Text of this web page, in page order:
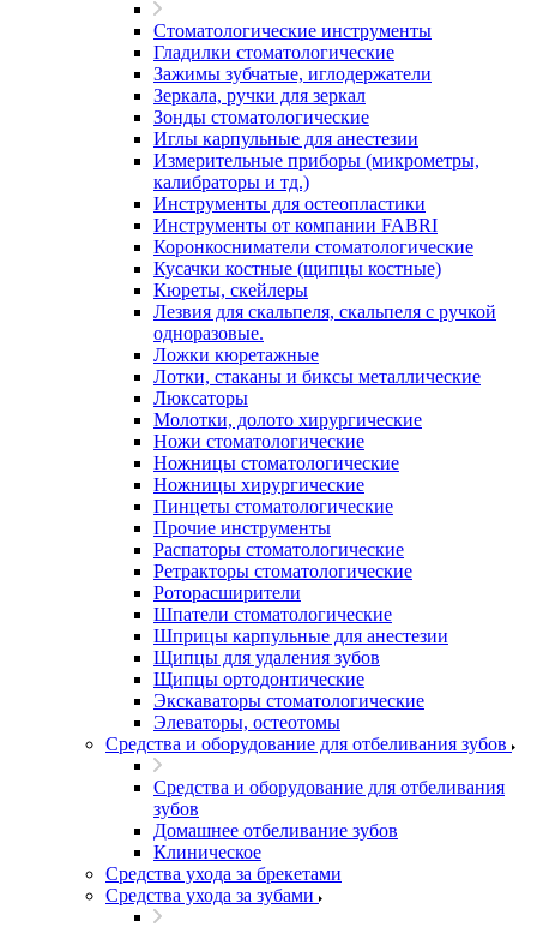
Стоматологические инструменты
Гладилки стоматологические
Зажимы зубчатые, иглодержатели
Зеркала, ручки для зеркал
Зонды стоматологические
Иглы карпульные для анестезии
Измерительные приборы (микрометры,
калибраторы и тд.)
Инструменты для остеопластики
Инструменты от компании FABRI
Коронкосниматели стоматологические
Кусачки костные (щипцы костные)
Кюреты, скейлеры
Лезвия для скальпеля, скальпеля с ручкой
одноразовые.
Ложки кюретажные
Лотки, стаканы и биксы металлические
Люксаторы
Молотки, долото хирургические
Ножи стоматологические
Ножницы стоматологические
Ножницы хирургические
Пинцеты стоматологические
Прочие инструменты
Распаторы стоматологические
Ретракторы стоматологические
Роторасширители
Шпатели стоматологические
Шприцы карпульные для анестезии
Щипцы для удаления зубов
Щипцы ортодонтические
Экскаваторы стоматологические
Элеваторы, остеотомы
Средства и оборудование для отбеливания зубов
Средства и оборудование для отбеливания
зубов
Домашнее отбеливание зубов
Клиническое
Средства ухода за брекетами
Средства ухода за зубами